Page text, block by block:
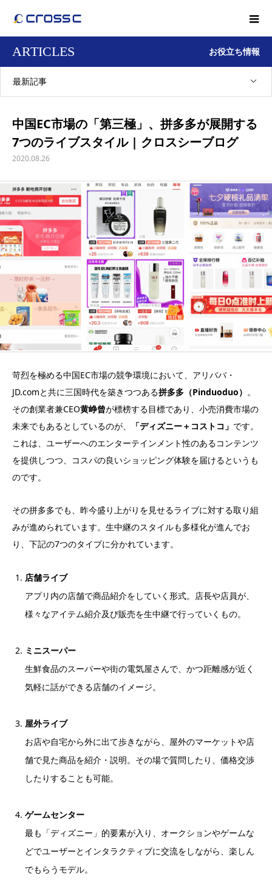
ARTICLES お役立ち情報
最新記事
中国EC市場の「第三極」、拼多多が展開する
7つのライブスタイル | クロスシーブログ
2020.08.26
苛烈を極める中国EC市場の競争環境において、アリババ・
JD.comと共に三国時代を築きつつある拼多多（Pinduoduo） 。
その創業者兼CEO黄峥曾が標榜する目標であり、小売消費市場の
未来でもあるとしているのが、
「ディズニー＋コストコ」 です。
これは、ユーザーへのエンターテインメント性のあるコンテンツ
を提供しつつ、コスパの良いショッピング体験を届けるというも
のです。
その拼多多でも、昨今盛り上がりを見せるライブに対する取り組
みが進められています。生中継のスタイルも多様化が進んでお
り、下記の7つのタイプに分かれています。
店舗ライブ
アプリ内の店舗で商品紹介をしていく形式。店長や店員が、
様々なアイテム紹介及び販売を生中継で行っていくもの。
ミニスーパー
生鮮食品のスーパーや街の電気屋さんで、かつ距離感が近く
気軽に話ができる店舗のイメージ。
屋外ライブ
お店や自宅から外に出て歩きながら、屋外のマーケットや店
舗で見た商品を紹介・説明。その場で質問したり、価格交渉
したりすることも可能。
ゲームセンター
最も「ディズニー」的要素が入り、オークションやゲームな
どでユーザーとインタラクティブに交流をしながら、楽しん
でもらうモデル。